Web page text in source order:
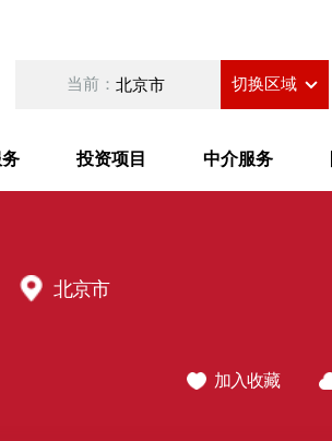
当前： 北京市 切换区域
投资项目 中介服务
北京市
加入收藏